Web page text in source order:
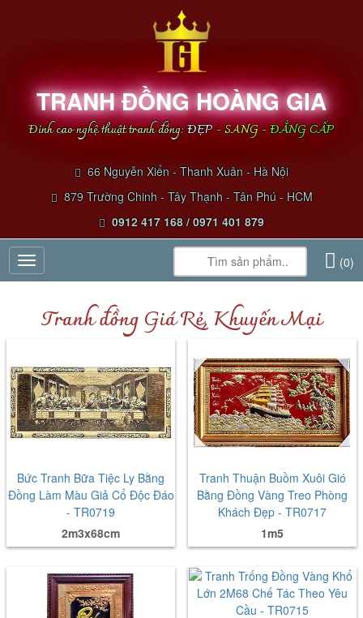
TRANH ĐỒNG HOÀNG GIA
Đỉnh cao nghệ thuật tranh đồng:ĐẸP-SANG-ĐẲNG CẤP
66 Nguyễn Xiển - Thanh Xuân - Hà Nội
879 Trường Chinh - Tây Thạnh - Tân Phú - HCM
0912 417 168 / 0971 401 879
Toggle
navigation
(0)
Tranh đồng Giá Rẻ, Khuyến Mại
Bức Tranh Bữa Tiệc Ly Bằng
Đồng Làm Màu Giả Cổ Độc Đáo
- TR0719
2m3x68cm
Tranh Thuận Buồm Xuôi Gió
Bằng Đồng Vàng Treo Phòng
Khách Đẹp - TR0717
1m5